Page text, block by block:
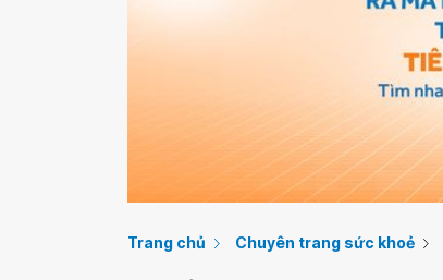
Trang chủ Chuyên trang sức khoẻ